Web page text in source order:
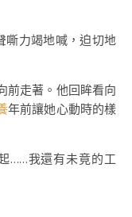
嘶力竭地喊，迫切地
前走著。他回眸看向
年前讓她心動時的樣
……我還有未竟的工